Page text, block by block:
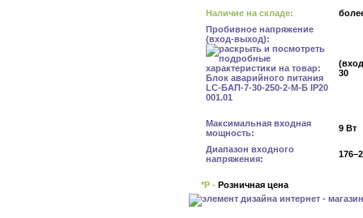
Наличие на складе:
Пробивное напряжение
(вход-выход):
30
Максимальная входная
мощность:
9 Вт
Диапазон входного
напряжения:
*Р - Розничная цена